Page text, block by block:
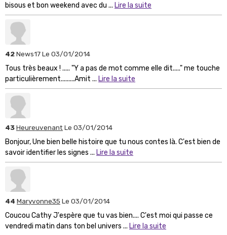
bisous et bon weekend avec du ... Lire la suite
42News17Le 03/01/2014
Tous très beaux ! ..... "Y a pas de mot comme elle dit....." me touche
particulièrement.........Amit ... Lire la suite
43Heureuvenant Le 03/01/2014
Bonjour, Une bien belle histoire que tu nous contes là. C'est bien de
savoir identifier les signes ... Lire la suite
44 Maryvonne35 Le 03/01/2014
Coucou Cathy J'espère que tu vas bien.... C'est moi qui passe ce
vendredi matin dans ton bel univers ... Lire la suite